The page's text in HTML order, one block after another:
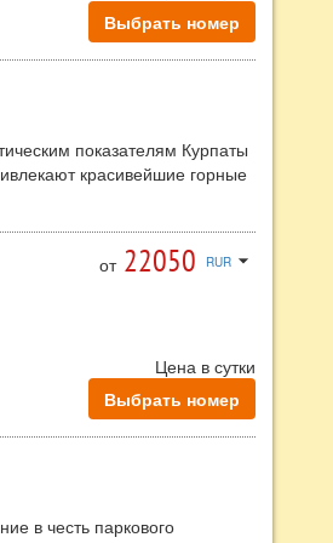
Выбрать номер
показателям Курпаты
красивейшие горные
Отдых на курорте Курпаты
отдыхающих, поэтому можно
заболеваний органов
давления. Лето
В районе курорта
хвои, что очень
и интересная история
программы.
от 22050 RURarrow_drop_down
Цена в сутки
Выбрать номер
в честь паркового